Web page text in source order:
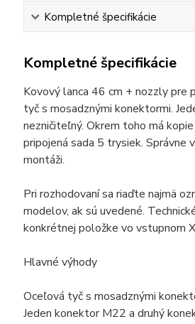
Kompletné špecifikácie
Kompletné špecifikácie
Kovový lanca 46 cm + nozzly pre
tyč s mosadznými konektormi.
nezničiteľný. Okrem toho má
pripojená sada 5 trysiek. Správne
montáži.
Pri rozhodovaní sa riaďte najmä
modelov, ak sú uvedené.
konkrétnej položke vo vstupnom
Hlavné výhody
Oceľová tyč s mosadznými
Jeden konektor M22 a druhý